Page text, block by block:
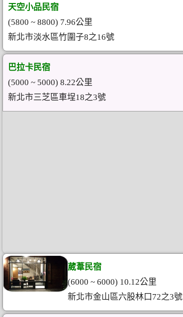
天空小品民宿
(5800 ~ 8800) 7.96公里
新北市淡水區竹圍子8之16號
巴拉卡民宿
(5000 ~ 5000) 8.22公里
新北市三芝區車埕18之3號
葳葦民宿
(6000 ~ 6000) 10.12公里
新北市金山區六股林口72之3號